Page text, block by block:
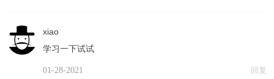
xiao
学习一下试试
01-28-2021 回复